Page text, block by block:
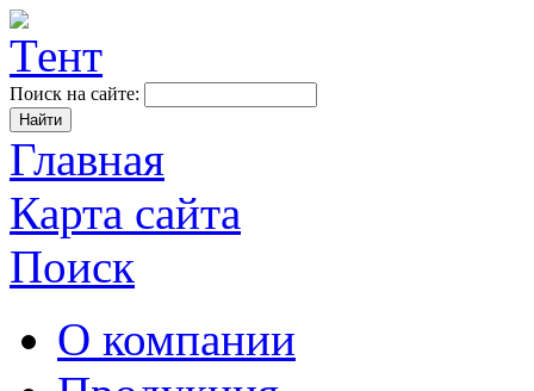
Поиск на сайте:
Главная
Карта сайта
Поиск
О компании